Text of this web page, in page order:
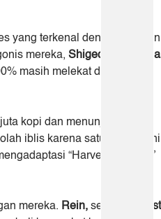
yang terkenal dengan adegan
mereka, Shigeo Kageyama
masih melekat di ingatan
kopi dan menunjukkan
iblis karena satu-dua hal ini
“Harvest Festival”
mereka. Rein, seorang
beast